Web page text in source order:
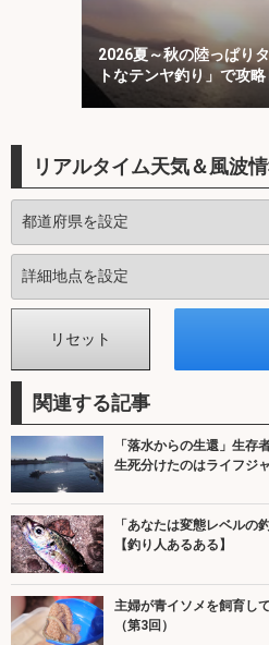
2026夏～秋の陸っぱり
トなテンヤ釣り」で攻
リアルタイム天気＆風波
関連する記事
「落水からの生還」生存
生死分けたのはライフジ
「あなたは変態レベル
【釣り人あるある】
主婦が青イソメを飼育し
（第3回）